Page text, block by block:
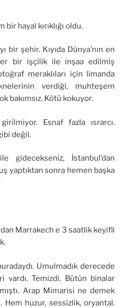
hayal kırıklığı oldu.
bir şehir. Kıyıda Dünya’nın en
bir işçilik ile inşaa edilmiş
meraklıları için limanda
verdiği, muhteşem
bakımsız. Kötü kokuyor.
Esnaf fazla ısrarcı.
değil.
gidecekseniz, İstanbul’dan
yaptıktan sonra hemen başka
Marrakech e 3 saatlik keyifli
Umulmadık derecede
vardı. Temizdi. Bütün binalar
Arap Mimarisi ne demek
Hem huzur, sessizlik, oryantal.